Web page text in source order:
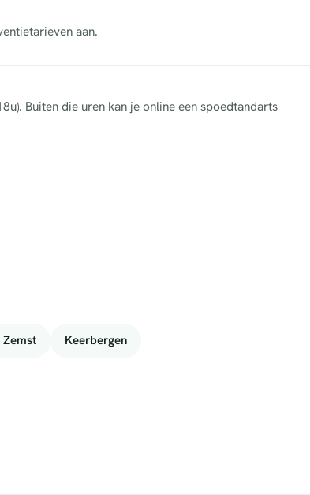
aan.
Buiten die uren kan je online een spoedtandarts
Zemst Keerbergen